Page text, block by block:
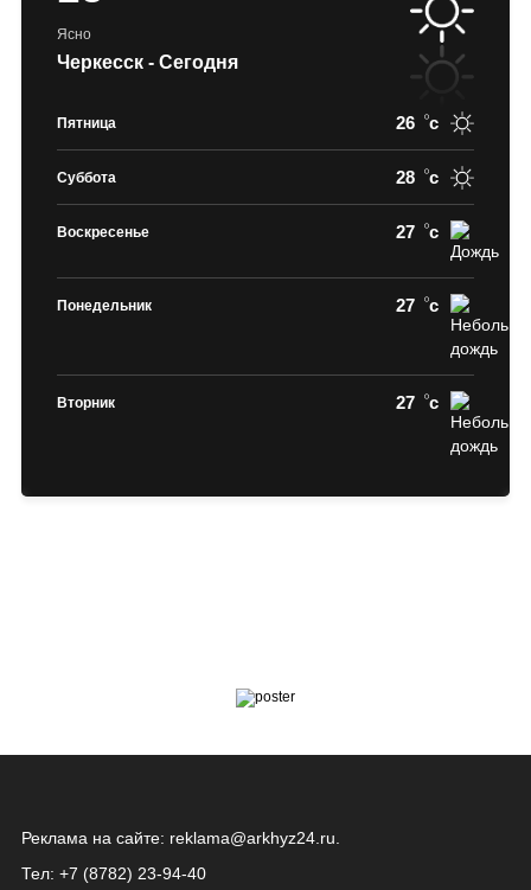
Ясно
Черкесск - Сегодня
Пятница 26 c
Суббота 28 c
Воскресенье 27 c
Понедельник 27 c
Вторник 27 c
Реклама на сайте: reklama@arkhyz24.ru
Тел: +7 (8782) 23‑94‑40